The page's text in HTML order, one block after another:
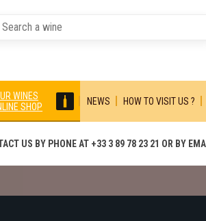
WINES
SHOP
NEWS HOW TO VISIT US ?
US BY PHONE AT +33 3 89 78 23 21 OR BY